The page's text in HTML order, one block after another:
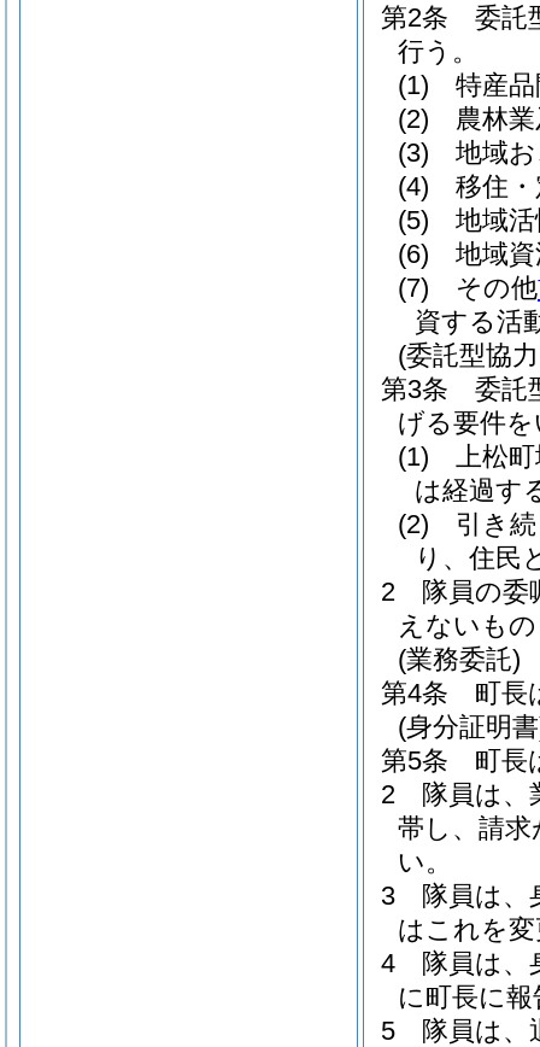
第2条
委託
行う。
(1)
特産
(2)
農林
(3)
地域
(4)
移住
(5)
地域
(6)
地域
(7)
その他
資する活
(委託型協
第3条
委託
げる要件
(1)
上松
は経過す
(2)
引き
り、住民
2
隊員の委
えないも
(業務委託)
第4条
町長
(身分証明
第5条
町長
2
隊員は、
帯し、請
い。
3
隊員は、
はこれを
4
隊員は、
に町長に
5
隊員は、